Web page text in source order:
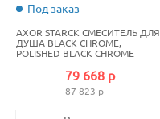
Под заказ
AXOR STARCK СМЕСИТЕЛЬ ДЛЯ
ДУША BLACK CHROME,
POLISHED BLACK CHROME
79 668 р
87 823 р